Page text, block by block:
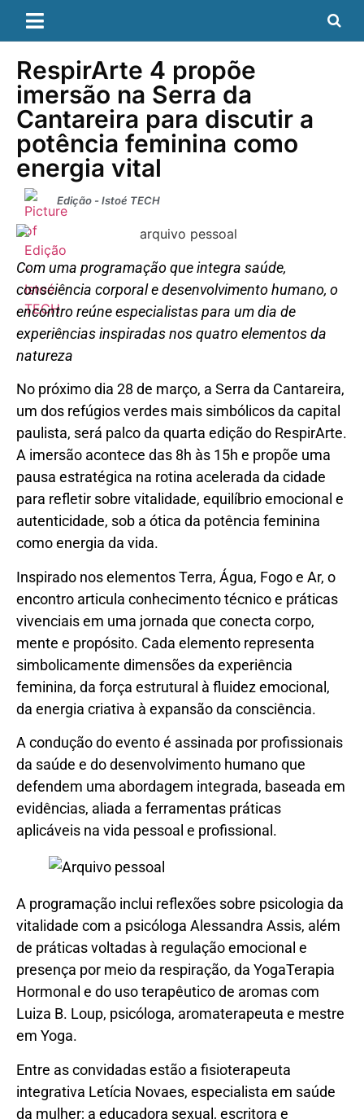
RespirArte 4 propõe
imersão na Serra da
Cantareira para discutir a
potência feminina como
energia vital
Edição - Istoé TECH
Com uma programação que integra saúde,
consciência corporal e desenvolvimento humano, o
encontro reúne especialistas para um dia de
experiências inspiradas nos quatro elementos da
natureza
No próximo dia 28 de março, a Serra da Cantareira,
um dos refúgios verdes mais simbólicos da capital
paulista, será palco da quarta edição do RespirArte.
A imersão acontece das 8h às 15h e propõe uma
pausa estratégica na rotina acelerada da cidade
para refletir sobre vitalidade, equilíbrio emocional e
autenticidade, sob a ótica da potência feminina
como energia da vida.
Inspirado nos elementos Terra, Água, Fogo e Ar, o
encontro articula conhecimento técnico e práticas
vivenciais em uma jornada que conecta corpo,
mente e propósito. Cada elemento representa
simbolicamente dimensões da experiência
feminina, da força estrutural à fluidez emocional,
da energia criativa à expansão da consciência.
A condução do evento é assinada por profissionais
da saúde e do desenvolvimento humano que
defendem uma abordagem integrada, baseada em
evidências, aliada a ferramentas práticas
aplicáveis na vida pessoal e profissional.
A programação inclui reflexões sobre psicologia da
vitalidade com a psicóloga Alessandra Assis, além
de práticas voltadas à regulação emocional e
presença por meio da respiração, da YogaTerapia
Hormonal e do uso terapêutico de aromas com
Luiza B. Loup, psicóloga, aromaterapeuta e mestre
em Yoga.
Entre as convidadas estão a fisioterapeuta
integrativa Letícia Novaes, especialista em saúde
da mulher; a educadora sexual, escritora e